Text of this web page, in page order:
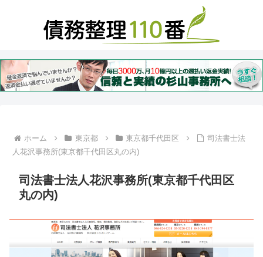
ホーム 東京都 東京都千代田区
司法書士法
人花沢事務所(東京都千代田区丸の内)
司法書士法人花沢事務所(東京都千代田区
丸の内)